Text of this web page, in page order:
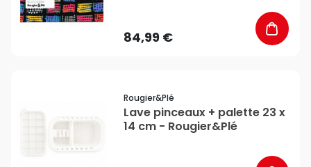
84,99 €
Rougier&plé
Lave pinceaux + palette 23 x
14 cm - Rougier&Plé